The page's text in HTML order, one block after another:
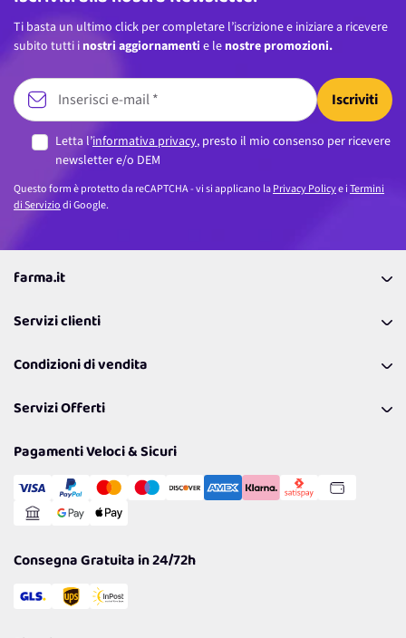
Ti basta un ultimo click per completare l’iscrizione e iniziare a ricevere
subito tutti i nostri aggiornamenti e le nostre promozioni.
Iscriviti
Letta l’informativa privacy, presto il mio consenso per ricevere
newsletter e/o DEM
Questo form è protetto da reCAPTCHA - vi si applicano laPrivacy Policye iTermini
di Serviziodi Google.
farma.it
Coupon
Lavora con noi
Politiche per la parità di genere
Servizi clienti
Richiamami
Resi
Condizioni di vendita
Spedizioni
Cookie Policy
Gestisci Cookie
Servizi Offerti
Reso Facile e Veloce
Pagamenti Veloci & Sicuri
Consegna Gratuita in 24/72h